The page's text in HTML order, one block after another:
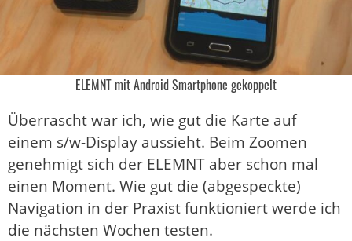
ELEMNT mit Android Smartphone gekoppelt
Überrascht war ich, wie gut die Karte auf
einem s/w-Display aussieht. Beim Zoomen
genehmigt sich der ELEMNT aber schon mal
einen Moment. Wie gut die (abgespeckte)
Navigation in der Praxist funktioniert werde ich
die nächsten Wochen testen.